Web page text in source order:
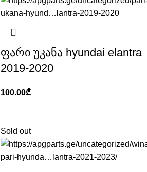
ფარი უკანა hyundai elantra
2019-2020
100.00₾
Sold out